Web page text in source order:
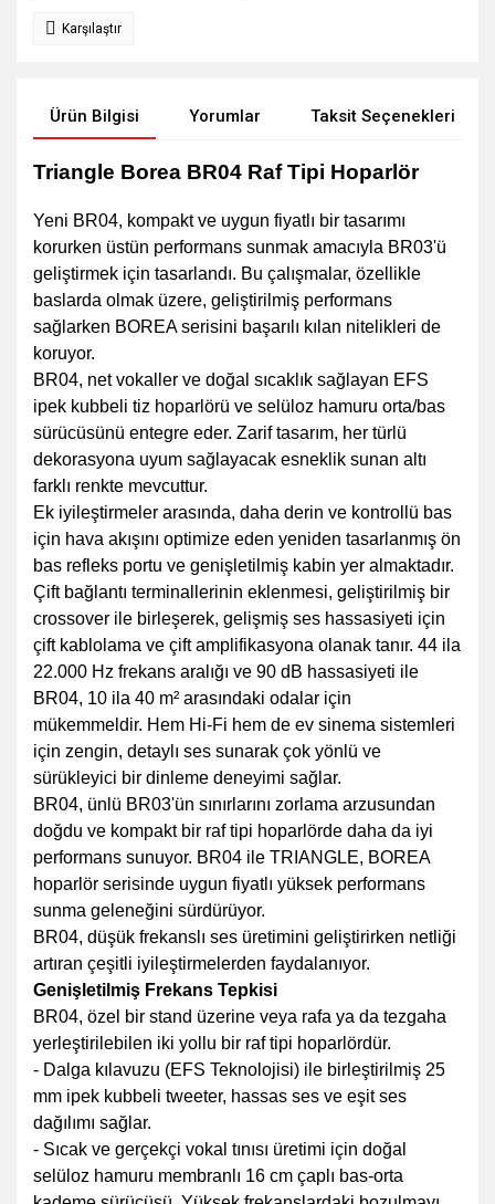
Karşılaştır
Ürün Bilgisi Yorumlar Taksit Seçenekleri
Triangle Borea BR04 Raf Tipi Hoparlör
Yeni BR04, kompakt ve uygun fiyatlı bir tasarımı
korurken üstün performans sunmak amacıyla BR03'ü
geliştirmek için tasarlandı. Bu çalışmalar, özellikle
baslarda olmak üzere, geliştirilmiş performans
sağlarken BOREA serisini başarılı kılan nitelikleri de
koruyor.
BR04, net vokaller ve doğal sıcaklık sağlayan EFS
ipek kubbeli tiz hoparlörü ve selüloz hamuru orta/bas
sürücüsünü entegre eder. Zarif tasarım, her türlü
dekorasyona uyum sağlayacak esneklik sunan altı
farklı renkte mevcuttur.
Ek iyileştirmeler arasında, daha derin ve kontrollü bas
için hava akışını optimize eden yeniden tasarlanmış ön
bas refleks portu ve genişletilmiş kabin yer almaktadır.
Çift bağlantı terminallerinin eklenmesi, geliştirilmiş bir
crossover ile birleşerek, gelişmiş ses hassasiyeti için
çift kablolama ve çift amplifikasyona olanak tanır. 44 ila
22.000 Hz frekans aralığı ve 90 dB hassasiyeti ile
BR04, 10 ila 40 m² arasındaki odalar için
mükemmeldir. Hem Hi-Fi hem de ev sinema sistemleri
için zengin, detaylı ses sunarak çok yönlü ve
sürükleyici bir dinleme deneyimi sağlar.
BR04, ünlü BR03'ün sınırlarını zorlama arzusundan
doğdu ve kompakt bir raf tipi hoparlörde daha da iyi
performans sunuyor. BR04 ile TRIANGLE, BOREA
hoparlör serisinde uygun fiyatlı yüksek performans
sunma geleneğini sürdürüyor.
BR04, düşük frekanslı ses üretimini geliştirirken netliği
artıran çeşitli iyileştirmelerden faydalanıyor.
Genişletilmiş Frekans Tepkisi
BR04, özel bir stand üzerine veya rafa ya da tezgaha
yerleştirilebilen iki yollu bir raf tipi hoparlördür.
- Dalga kılavuzu (EFS Teknolojisi) ile birleştirilmiş 25
mm ipek kubbeli tweeter, hassas ses ve eşit ses
dağılımı sağlar.
- Sıcak ve gerçekçi vokal tınısı üretimi için doğal
selüloz hamuru membranlı 16 cm çaplı bas-orta